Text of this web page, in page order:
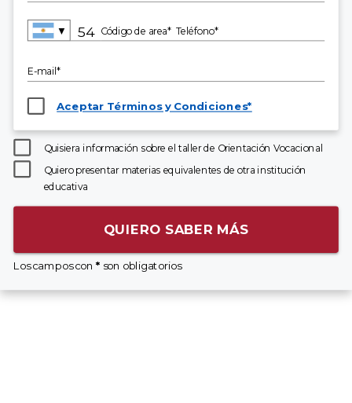
▼ Código de area* Teléfono*
E-mail*
Aceptar Términos y Condiciones*
Quisiera información sobre el taller de Orientación Vocacional
Quiero presentar materias equivalentes de otra institución
educativa
QUIERO SABER MÁS
Los campos con * son obligatorios